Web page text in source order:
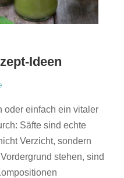
Ideen
oder einfach ein vitaler
Säfte sind echte
Verzicht, sondern
stehen, sind